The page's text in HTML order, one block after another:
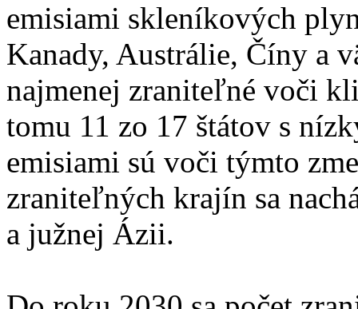
emisiami skleníkových
Kanady, Austrálie, Číny a
najmenej zraniteľné voči
tomu 11 zo 17 štátov s
emisiami sú voči týmto
zraniteľných krajín sa
a južnej Ázii.